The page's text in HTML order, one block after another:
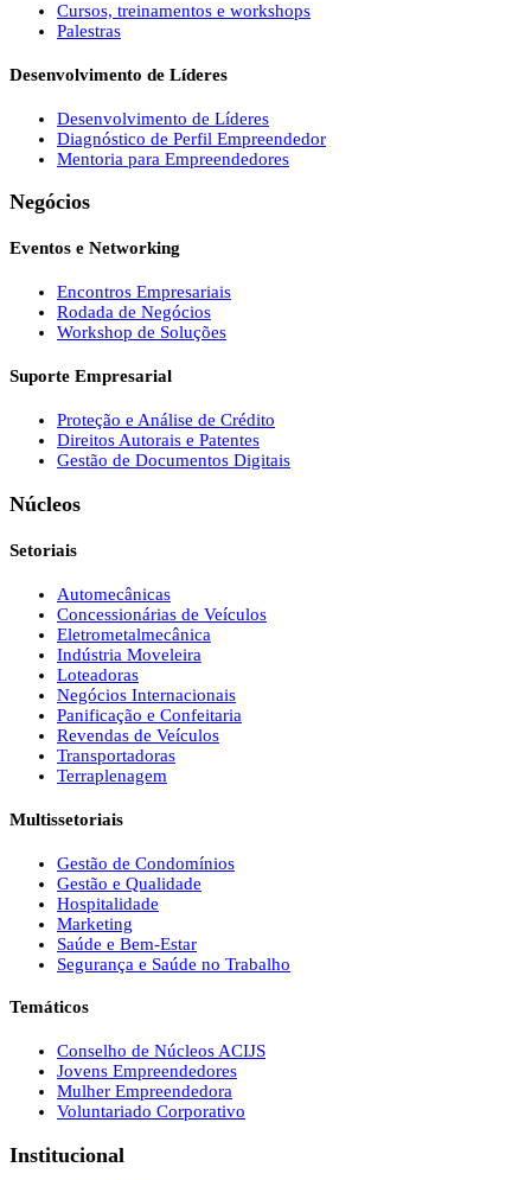
Cursos, treinamentos e workshops
Palestras
Desenvolvimento de Líderes
Desenvolvimento de Líderes
Diagnóstico de Perfil Empreendedor
Mentoria para Empreendedores
Negócios
Eventos e Networking
Encontros Empresariais
Rodada de Negócios
Workshop de Soluções
Suporte Empresarial
Proteção e Análise de Crédito
Direitos Autorais e Patentes
Gestão de Documentos Digitais
Núcleos
Setoriais
Automecânicas
Concessionárias de Veículos
Eletrometalmecânica
Indústria Moveleira
Loteadoras
Negócios Internacionais
Panificação e Confeitaria
Revendas de Veículos
Transportadoras
Terraplenagem
Multissetoriais
Gestão de Condomínios
Gestão e Qualidade
Hospitalidade
Marketing
Saúde e Bem-Estar
Segurança e Saúde no Trabalho
Temáticos
Conselho de Núcleos ACIJS
Jovens Empreendedores
Mulher Empreendedora
Voluntariado Corporativo
Institucional